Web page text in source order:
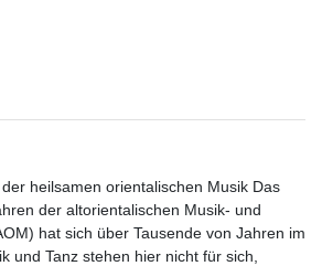
heilsamen orientalischen Musik Das
der altorientalischen Musik- und
hat sich über Tausende von Jahren im
und Tanz stehen hier nicht für sich,